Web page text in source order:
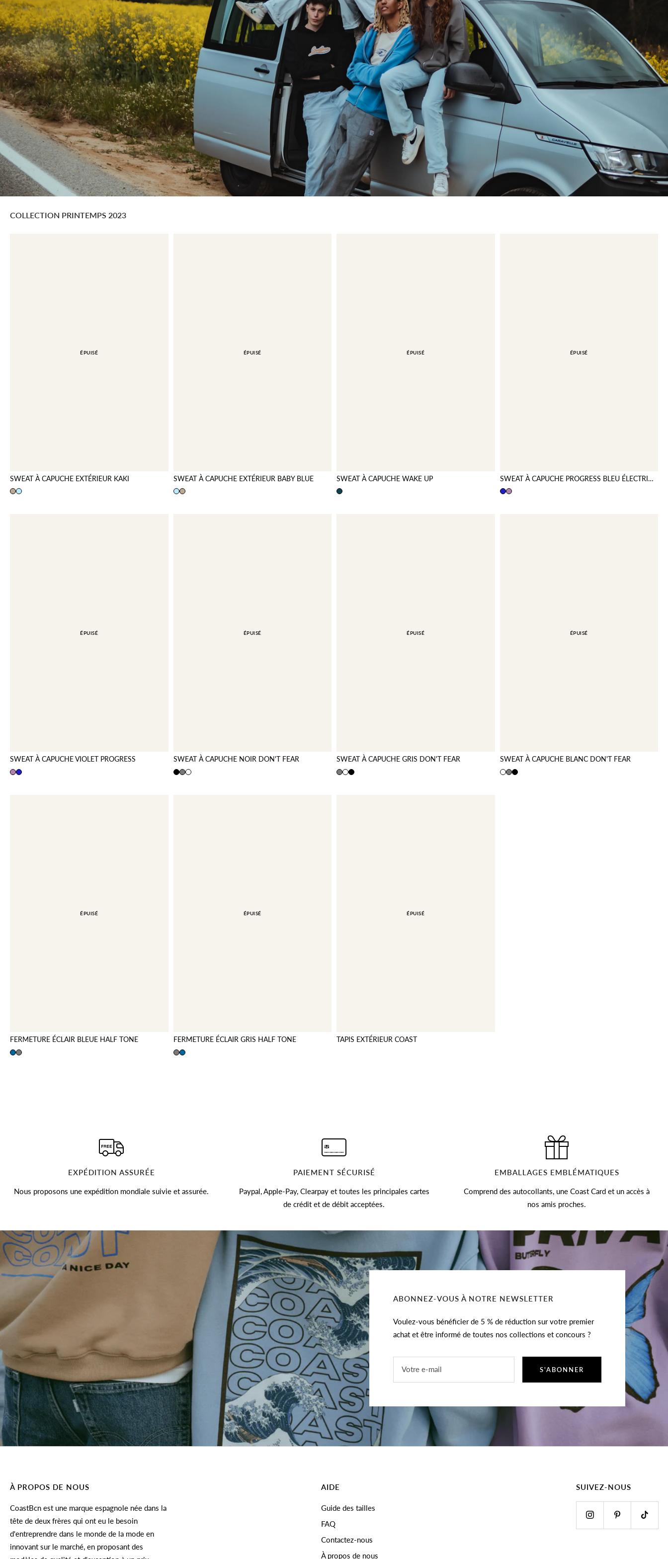
COLLECTION PRINTEMPS 2023
ÉPUISÉ
SWEAT À CAPUCHE EXTÉRIEUR KAKI
ÉPUISÉ
SWEAT À CAPUCHE EXTÉRIEUR BABY BLUE
ÉPUISÉ
SWEAT À CAPUCHE WAKE UP
ÉPUISÉ
SWEAT À CAPUCHE PROGRESS BLEU ÉLECTRIQUE
ÉPUISÉ
SWEAT À CAPUCHE VIOLET PROGRESS
ÉPUISÉ
SWEAT À CAPUCHE NOIR DON'T FEAR
ÉPUISÉ
SWEAT À CAPUCHE GRIS DON'T FEAR
ÉPUISÉ
SWEAT À CAPUCHE BLANC DON'T FEAR
ÉPUISÉ
FERMETURE ÉCLAIR BLEUE HALF TONE
ÉPUISÉ
FERMETURE ÉCLAIR GRIS HALF TONE
ÉPUISÉ
TAPIS EXTÉRIEUR COAST
EXPÉDITION ASSURÉE
Nous proposons une expédition mondiale suivie et assurée.
PAIEMENT SÉCURISÉ
Paypal, Apple-Pay, Clearpay et toutes les principales cartes
de crédit et de débit acceptées.
EMBALLAGES EMBLÉMATIQUES
Comprend des autocollants, une Coast Card et un accès à
nos amis proches.
ABONNEZ-VOUS À NOTRE NEWSLETTER
Voulez-vous bénéficier de 5 % de réduction sur votre premier
achat et être informé de toutes nos collections et concours ?
Votre e-mail S'ABONNER
À PROPOS DE NOUS
CoastBcn est une marque espagnole née dans la
tête de deux frères qui ont eu le besoin
d'entreprendre dans le monde de la mode en
innovant sur le marché, en proposant des
AIDE
Guide des tailles
FAQ
Contactez-nous
À propos de nous
SUIVEZ-NOUS